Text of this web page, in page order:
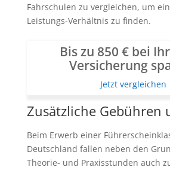
Fahrschulen zu vergleichen, um
Leistungs-Verhältnis zu finden.
Bis zu 850 € bei
Versicherung
Jetzt vergleichen
Zusätzliche Gebühren
Beim Erwerb einer
Deutschland fallen neben den
Theorie- und Praxisstunden auch